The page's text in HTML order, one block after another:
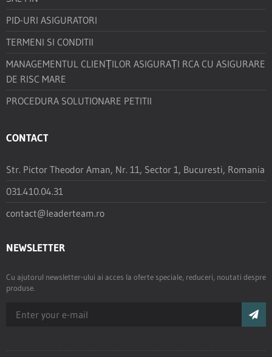
PID-URI ASIGURATORI
TERMENI SI CONDITII
MANAGEMENTUL CLIENȚILOR ASIGURAȚI RCA CU ASIGURARE
DE RISC MARE
PROCEDURA SOLUTIONARE PETITII
CONTACT
Str. Pictor Theodor Aman, Nr. 11, Sector 1, Bucuresti, Romania
031.410.04.31
contact@leaderteam.ro
NEWSLETTER
Cu ajutorul newsletter-ului ai acces la oferte speciale, reduceri, noutati despre
produse.